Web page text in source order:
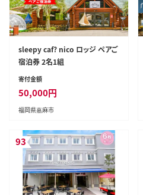
sleepy caf? nico ロッジ ペアご
宿泊券 2名1組
寄付金額
50,000円
福岡県嘉麻市
93